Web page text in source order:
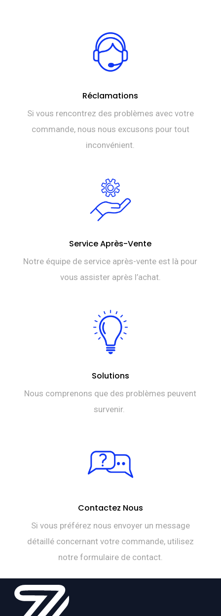
Réclamations
Si vous rencontrez des problèmes avec votre
commande, nous nous excusons pour tout
inconvénient.
Service Après-Vente
Notre équipe de service après-vente est là pour
vous assister après l’achat.
Solutions
Nous comprenons que des problèmes peuvent
survenir.
Contactez Nous
Si vous préférez nous envoyer un message
détaillé concernant votre commande, utilisez
notre formulaire de contact.